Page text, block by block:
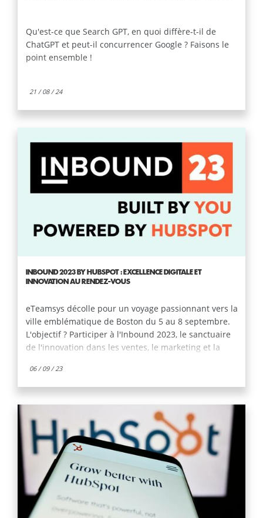
Qu'est-ce que Search GPT, en quoi diffère-t-il de
ChatGPT et peut-il concurrencer Google ? Faisons le
point ensemble !
21 / 08 / 24
INBOUND 2023 BY HUBSPOT : EXCELLENCE DIGITALE ET
INNOVATION AU RENDEZ-VOUS
eTeamsys décolle pour un voyage passionnant vers la
ville emblématique de Boston du 5 au 8 septembre.
L'objectif ? Participer à l'Inbound 2023, le sanctuaire
de l'innovation dans les ventes, le marketing et la
pourquoi pas, ajouter notre pierre à l'édifice du
savoir collectif !
06 / 09 / 23